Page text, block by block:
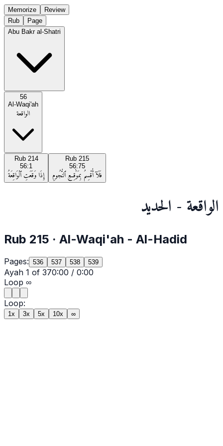
Memorize
Review
Rub
Page
Abu Bakr al-Shatri
56
Al-Waqi'ah
الواقعة
Rub 214
56:1
إِذَا وَقَعَتِ ٱلْوَاقِعَةُ
Rub 215
56:75
فَلَآ أُقْسِمُ بِمَوَٰقِعِ ٱلنُّجُومِ
الواقعة - الحديد
Rub 215 · Al-Waqi'ah - Al-Hadid
Pages: 536 537 538 539
Ayah 1 of 370:00 / 0:00
Loop ∞
Loop:
1x 3x 5x 10x ∞